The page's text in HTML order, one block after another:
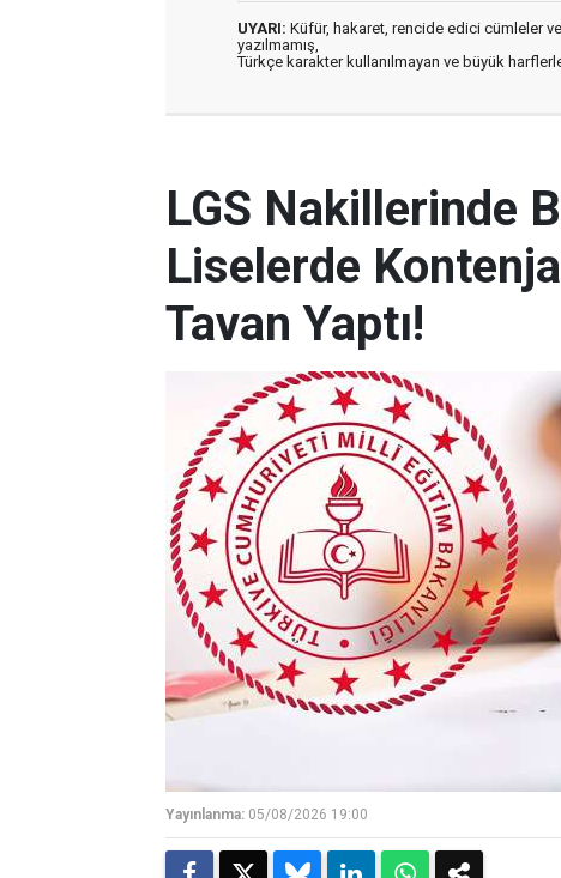
UYARI: Küfür, hakaret, rencide edici cümleler
yazılmamış,
Türkçe karakter kullanılmayan ve büyük
LGS Nakillerinde
Liselerde
Tavan Yaptı!
Yayınlanma: 05/08/2026 19:00